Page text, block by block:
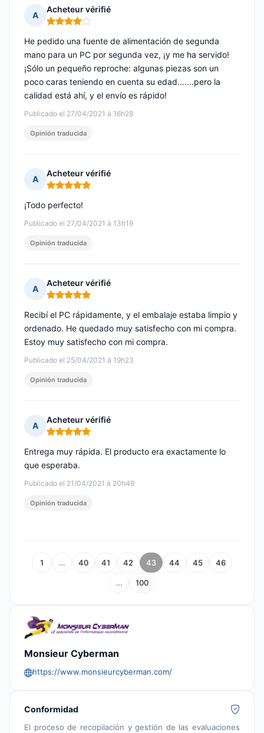
A
Acheteur vérifié
Nota: 4 de 5
Publicado el 27/04/2021 à 16h28
He pedido una fuente de alimentación de segunda
mano para un PC por segunda vez, ¡y me ha servido!
¡Sólo un pequeño reproche: algunas piezas son un
poco caras teniendo en cuenta su edad.......pero la
calidad está ahí, y el envío es rápido!
Opinión traducida
A
Acheteur vérifié
Nota: 5 de 5
Publicado el 27/04/2021 à 13h19
¡Todo perfecto!
Opinión traducida
A
Acheteur vérifié
Nota: 5 de 5
Publicado el 25/04/2021 à 19h23
Recibí el PC rápidamente, y el embalaje estaba limpio y
ordenado. He quedado muy satisfecho con mi compra.
Estoy muy satisfecho con mi compra.
Opinión traducida
A
Acheteur vérifié
Nota: 5 de 5
Publicado el 21/04/2021 à 20h49
Entrega muy rápida. El producto era exactamente lo
que esperaba.
Opinión traducida
1 … 40 41 42 43 44 45 46
… 100
Monsieur Cyberman
https://www.monsieurcyberman.com/
Conformidad
El proceso de recopilación y gestión de las evaluaciones